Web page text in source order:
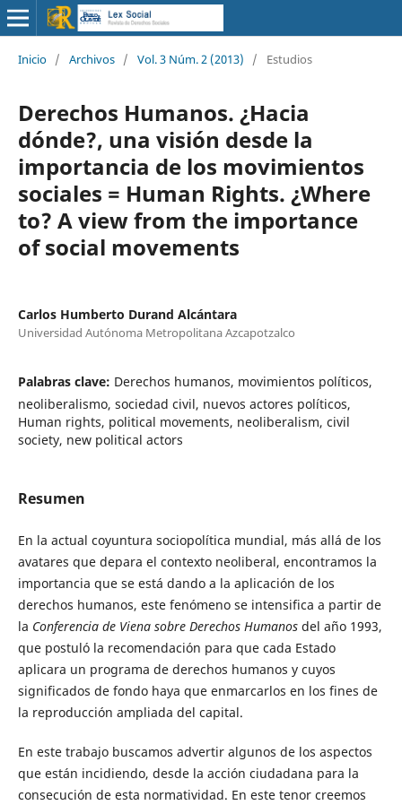
Inicio / Archivos / Vol. 3 Núm. 2 (2013) / Estudios
Derechos Humanos. ¿Hacia
dónde?, una visión desde la
importancia de los movimientos
sociales = Human Rights. ¿Where
to? A view from the importance
of social movements
Carlos Humberto Durand Alcántara
Universidad Autónoma Metropolitana Azcapotzalco
Palabras clave: Derechos humanos, movimientos políticos,
neoliberalismo, sociedad civil, nuevos actores políticos,
Human rights, political movements, neoliberalism, civil
society, new political actors
Resumen
En la actual coyuntura sociopolítica mundial, más allá de los
avatares que depara el contexto neoliberal, encontramos la
importancia que se está dando a la aplicación de los
derechos humanos, este fenómeno se intensifica a partir de
la Conferencia de Viena sobre Derechos Humanosdel año 1993,
que postuló la recomendación para que cada Estado
aplicara un programa de derechos humanos y cuyos
significados de fondo haya que enmarcarlos en los fines de
la reproducción ampliada del capital.
En este trabajo buscamos advertir algunos de los aspectos
que están incidiendo, desde la acción ciudadana para la
consecución de esta normatividad. En este tenor creemos